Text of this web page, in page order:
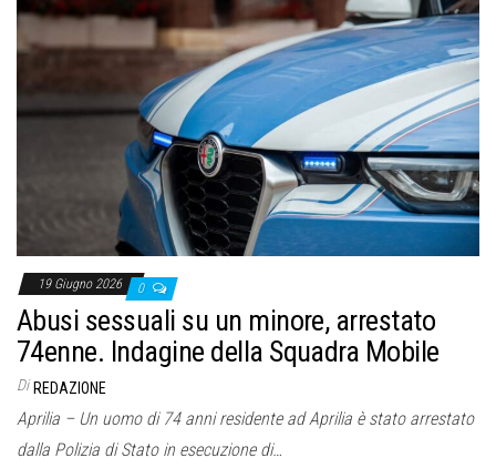
19 Giugno 2026 0
Abusi sessuali su un minore, arrestato
74enne. Indagine della Squadra Mobile
Di REDAZIONE
Aprilia – Un uomo di 74 anni residente ad Aprilia è stato arrestato
dalla Polizia di Stato in esecuzione di…